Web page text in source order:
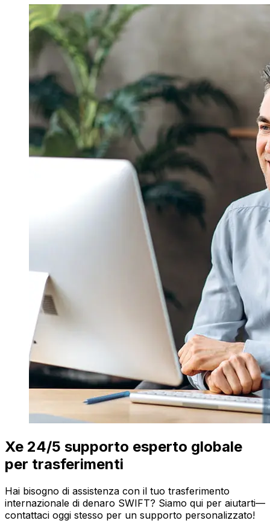
Xe 24/5 supporto esperto globale
per trasferimenti
Hai bisogno di assistenza con il tuo trasferimento
internazionale di denaro SWIFT? Siamo qui per aiutarti—
contattaci oggi stesso per un supporto personalizzato!